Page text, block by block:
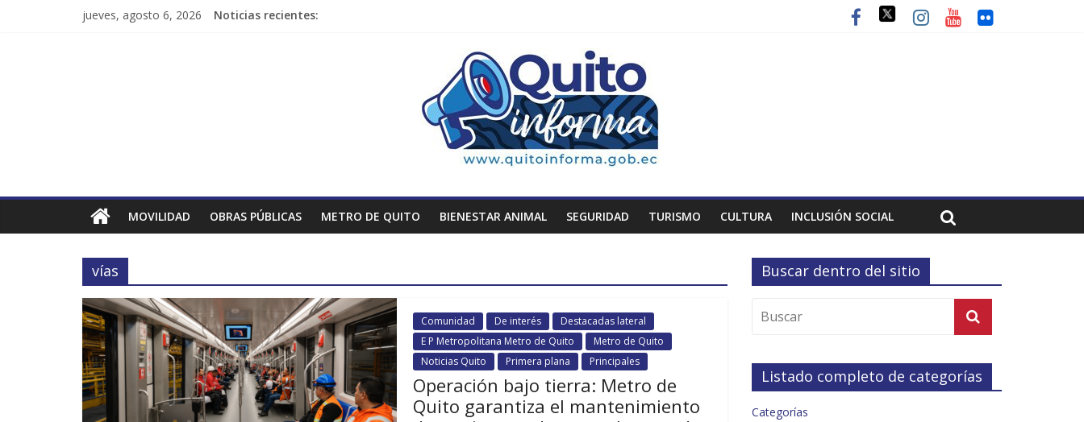
jueves, agosto 6, 2026 Noticias recientes:
MOVILIDAD OBRAS PÚBLICAS METRO DE QUITO BIENESTAR ANIMAL SEGURIDAD TURISMO CULTURA INCLUSIÓN SOCIAL
vías
Comunidad De interés
Destacadas lateral
E P Metropolitana Metro de Quito
Metro de Quito
Noticias Quito
Primera plana Principales
Operación bajo tierra: Metro de
Quito garantiza el mantenimiento
Buscar dentro del sitio
Listado completo de categorías
Categorías